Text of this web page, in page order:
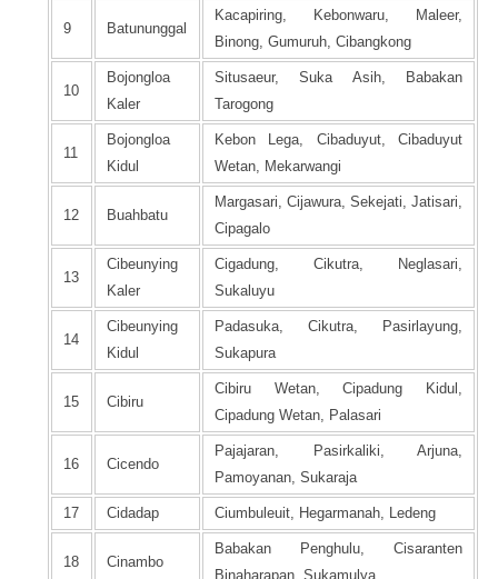
9 Batununggal
Kacapiring, Kebonwaru, Maleer,
Binong, Gumuruh, Cibangkong
10
Bojongloa
Kaler
Situsaeur, Suka Asih, Babakan
Tarogong
11
Bojongloa
Kidul
Kebon Lega, Cibaduyut, Cibaduyut
Wetan, Mekarwangi
12 Buahbatu
Margasari, Cijawura, Sekejati, Jatisari,
Cipagalo
13
Cibeunying
Kaler
Cigadung, Cikutra, Neglasari,
Sukaluyu
14
Cibeunying
Kidul
Padasuka, Cikutra, Pasirlayung,
Sukapura
15 Cibiru
Cibiru Wetan, Cipadung Kidul,
Cipadung Wetan, Palasari
16 Cicendo
Pajajaran, Pasirkaliki, Arjuna,
Pamoyanan, Sukaraja
17 Cidadap Ciumbuleuit, Hegarmanah, Ledeng
18 Cinambo
Babakan Penghulu, Cisaranten
Binaharapan, Sukamulya